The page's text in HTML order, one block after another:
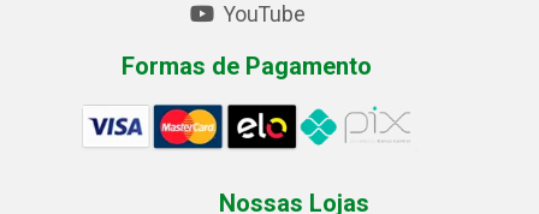
YouTube
Formas de Pagamento
Nossas Lojas